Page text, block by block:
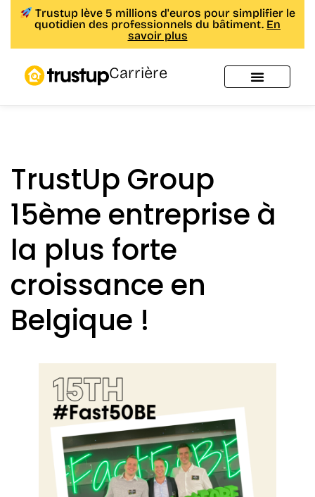
Trustup lève 5 millions d'euros pour simplifier le
quotidien des professionnels du bâtiment. En
savoir plus
Carrière
TrustUp Group
15ème entreprise à
la plus forte
croissance en
Belgique !